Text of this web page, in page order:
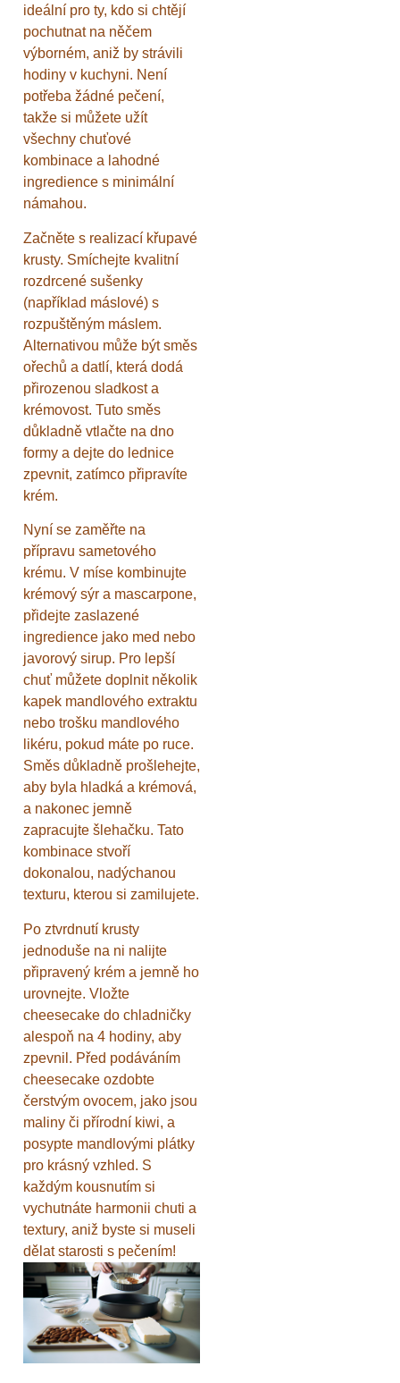
ideální pro ty, kdo si chtějí
pochutnat na něčem
výborném, aniž by strávili
hodiny v kuchyni. Není
potřeba žádné pečení,
takže si můžete užít
všechny chuťové
kombinace a lahodné
ingredience s minimální
námahou.
Začněte s realizací křupavé
krusty. Smíchejte kvalitní
rozdrcené sušenky
(například máslové) s
rozpuštěným máslem.
Alternativou může být směs
ořechů a datlí, která dodá
přirozenou sladkost a
krémovost. Tuto směs
důkladně vtlačte na dno
formy a dejte do lednice
zpevnit, zatímco připravíte
krém.
Nyní se zaměřte na
přípravu sametového
krému. V míse kombinujte
krémový sýr a mascarpone,
přidejte zaslazené
ingredience jako med nebo
javorový sirup. Pro lepší
chuť můžete doplnit několik
kapek mandlového extraktu
nebo trošku mandlového
likéru, pokud máte po ruce.
Směs důkladně prošlehejte,
aby byla hladká a krémová,
a nakonec jemně
zapracujte šlehačku. Tato
kombinace stvoří
dokonalou, nadýchanou
texturu, kterou si zamilujete.
Po ztvrdnutí krusty
jednoduše na ni nalijte
připravený krém a jemně ho
urovnejte. Vložte
cheesecake do chladničky
alespoň na 4 hodiny, aby
zpevnil. Před podáváním
cheesecake ozdobte
čerstvým ovocem, jako jsou
maliny či přírodní kiwi, a
posypte mandlovými plátky
pro krásný vzhled. S
každým kousnutím si
vychutnáte harmonii chuti a
textury, aniž byste si museli
dělat starosti s pečením!